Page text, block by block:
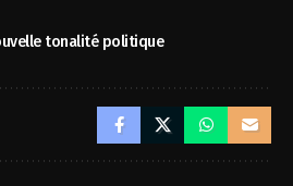
tonalité politique